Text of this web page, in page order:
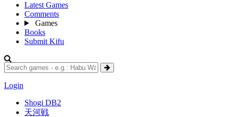
Latest Games
Comments
Games
Books
Submit Kifu
Login
Shogi DB2
天河戦